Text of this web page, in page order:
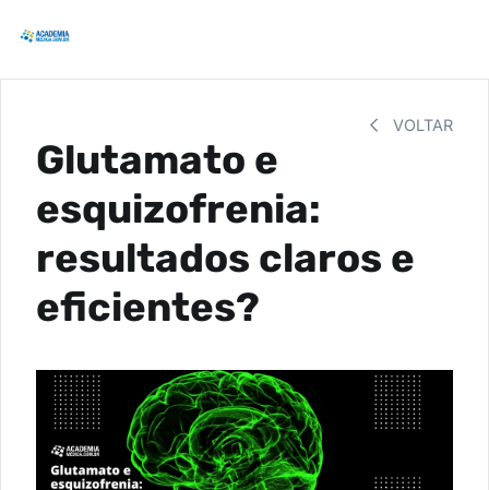
VOLTAR
Glutamato e
esquizofrenia:
resultados claros e
eficientes?